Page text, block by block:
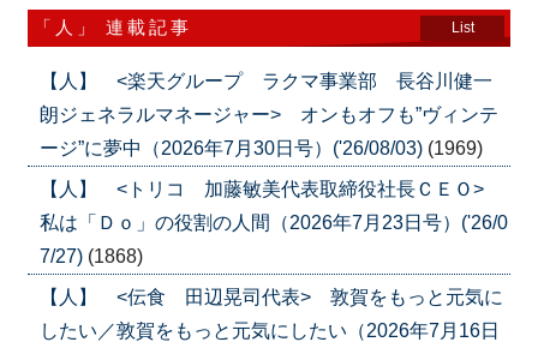
「人」 連載記事 List
【人】 <楽天グループ ラクマ事業部 長谷川健一
朗ジェネラルマネージャー> オンもオフも”ヴィンテ
ージ”に夢中（2026年7月30日号）('26/08/03) (1969)
【人】 <トリコ 加藤敏美代表取締役社長ＣＥＯ>
私は「Ｄｏ」の役割の人間（2026年7月23日号）('26/0
7/27) (1868)
【人】 <伝食 田辺晃司代表> 敦賀をもっと元気に
したい／敦賀をもっと元気にしたい（2026年7月16日